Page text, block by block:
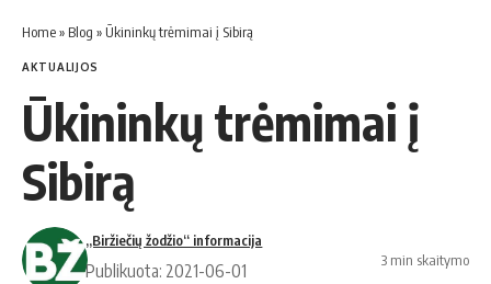
Home» Blog » Ūkininkų trėmimai į Sibirą
AKTUALIJOS
Ūkininkų trėmimai į
Sibirą
„Biržiečių žodžio“ informacija
Publikuota: 2021-06-01
3 min skaitymo